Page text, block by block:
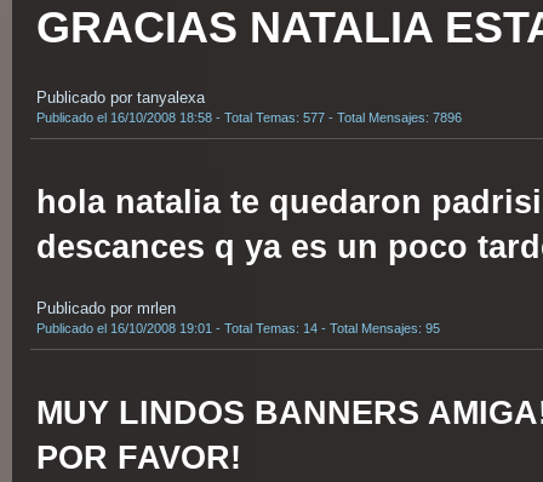
GRACIAS NATALIA
Publicado por tanyalexa
Publicado el 16/10/2008 18:58 - Total Temas: 577 - Total Mensajes: 7896
hola natalia te quedaron
descances q ya es un poco
Publicado por mrlen
Publicado el 16/10/2008 19:01 - Total Temas: 14 - Total Mensajes: 95
MUY LINDOS BANNERS
POR FAVOR!